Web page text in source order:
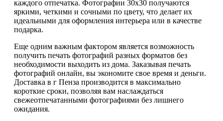
каждого отпечатка. Фотографии 30х30 получаются
яркими, четкими и сочными по цвету, что делает их
идеальными для оформления интерьера или в качестве
подарка.
Еще одним важным фактором является возможность
получить печать фотографий разных форматов без
необходимости выходить из дома. Заказывая печать
фотографий онлайн, вы экономите свое время и деньги.
Доставка в г Пенза производится в максимально
короткие сроки, позволяя вам наслаждаться
свежеотпечатанными фотографиями без лишнего
ожидания.